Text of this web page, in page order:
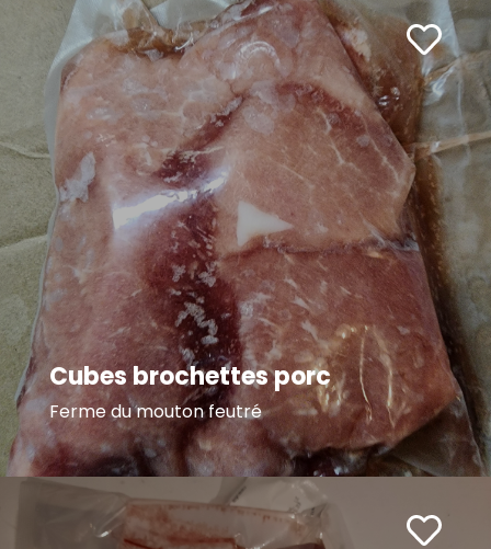
Cubes brochettes porc
Ferme du mouton feutré